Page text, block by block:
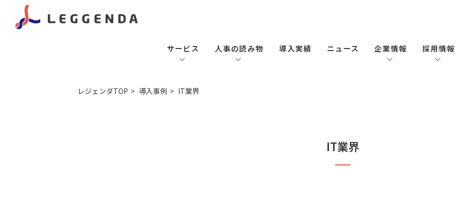
サービス 人事の読み物 導入実績 ニュース 企業情報 採用情報
レジェンダTOP 導入事例 IT業界
IT業界